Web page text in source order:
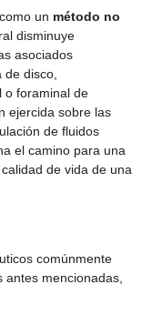
como un método no
disminuye
asociados
de disco,
o foraminal de
ejercida sobre las
de fluidos
el camino para una
de vida de una
comúnmente
antes mencionadas,